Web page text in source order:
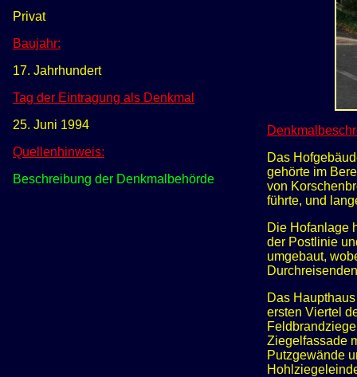
Privat
Baujahr:
17. Jahrhundert
Tag der Eintragung als Denkmal
25. Juni 1994
Quellenhinweis:
Beschreibung der Denkmalbehörde
Das
gehörte im
von
führte, und
Die Hofanlage
der Postlinie
umgebaut,
Das
ersten Viertel
Ziegelfassade
Putzgewände